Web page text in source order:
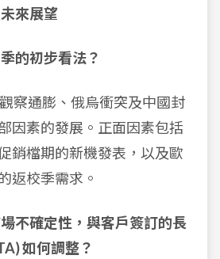
來展望
的初步看法？
察通膨、俄烏衝突及中國封
因素的發展。正面因素包括
銷檔期的新機發表，以及歐
返校季需求。
不確定性，與客戶簽訂的長
如何調整？